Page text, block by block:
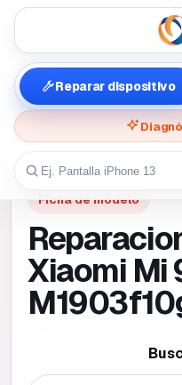
Reparar dispositivo
Ficha de modelo
Xiaomi Mi